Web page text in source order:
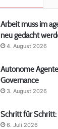
Arbeit muss im
neu gedacht
4. August 2026
Autonome
Governance
3. August 2026
Schritt für
6. Juli 2026